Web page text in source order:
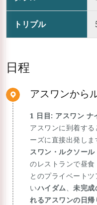
トリプル
日程
アスワンから
1 日目: アスワン ナ
アスワンに到着す
ーズに直接出発しま
スワン・ルクソール
のレストランで昼
とのプライベート
いハイダム、 未完成
れるアスワンの日帰